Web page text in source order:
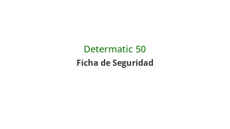
Determatic 50
Ficha de Seguridad